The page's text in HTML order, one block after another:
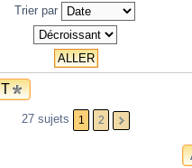
Trier par
27 sujets 1 2